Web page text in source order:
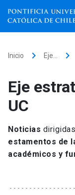
Facultades,
institutos
Investigación
Inicio keyboard_arrow_right Eje… keyboard_arrow_right
Eje
UC
Noticias
estamentos de
académicos y